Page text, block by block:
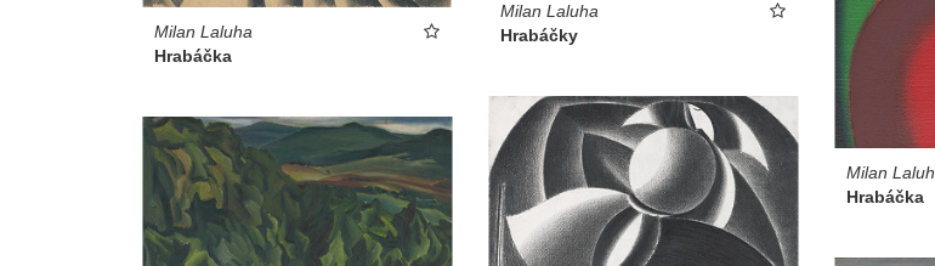
Milan Laluha
Hrabáčka
Milan Laluha
Hrabáčky
Milan
Hrabáčka